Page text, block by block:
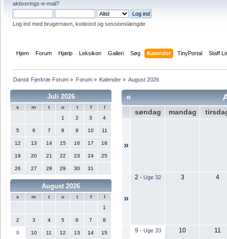
aktiverings-e-mail?
Log ind med brugernavn, kodeord og sessionslængde
Hjem Forum Hjælp Leksikon Galleri Søg Kalender TinyPortal Staff
Dansk Fjerkræ Forum » Forum» Kalender» August 2026
Juli 2026
s m t o t f
l
1
2 3 4
5 6 7 8 9 10 11
12 13 14 15 16 17 18
19 20 21 22 23 24 25
26 27 28 29 30 31
August 2026
s m t o t f
l
1
2 3 4 5 6 7 8
9 10 11 12 13 14 15
«
søndag mandag
»
»
2 - Uge 32 3 4
9 - Uge 33 10 11